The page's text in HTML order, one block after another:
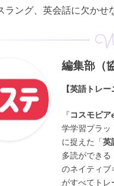
ラング、英会話に欠かせ
編集部（
【英語トレ
『コスモピア
学学習プラッ
に捉えた「英
多読ができる
のネイティブ
がすべてトレ